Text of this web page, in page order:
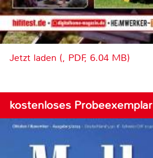
Jetzt laden (, PDF, 6.04 MB)
kostenloses Probeexemplar